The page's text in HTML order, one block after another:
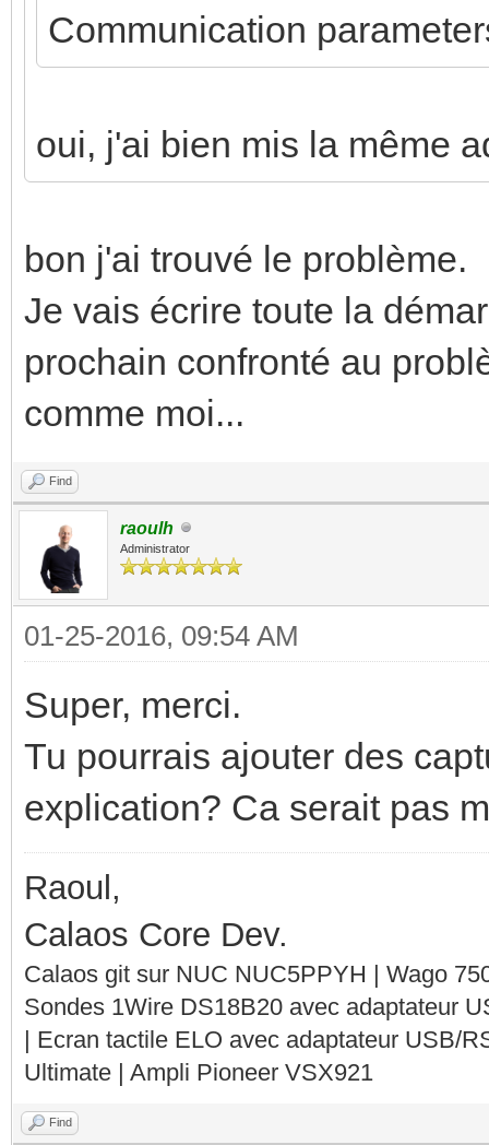
Communication
oui, j'ai bien mis la même
bon j'ai trouvé le problème.
Je vais écrire toute la
prochain confronté au
comme moi...
Find
raoulh
Administrator
01-25-2016, 09:54 AM
Super, merci.
Tu pourrais ajouter des
explication? Ca serait pas
Raoul,
Calaos Core Dev.
Calaos git sur NUC NUC5PPYH | Wago
Sondes 1Wire DS18B20 avec adaptateur
| Ecran tactile ELO avec adaptateur USB/
Ultimate | Ampli Pioneer VSX921
Find